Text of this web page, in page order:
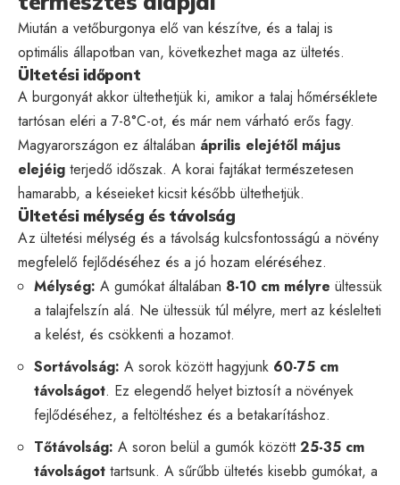
Miután a vetőburgonya elő van készítve, és a talaj is
optimális állapotban van, következhet maga az ültetés.
Ültetési időpont
A burgonyát akkor ültethetjük ki, amikor a talaj hőmérséklete
tartósan eléri a 7-8°C-ot, és már nem várható erős fagy.
Magyarországon ez általában április elejétől május
elejéig terjedő időszak. A korai fajtákat természetesen
hamarabb, a késeieket kicsit később ültethetjük.
Ültetési mélység és távolság
Az ültetési mélység és a távolság kulcsfontosságú a növény
megfelelő fejlődéséhez és a jó hozam eléréséhez.
Mélység: A gumókat általában 8-10 cm mélyre ültessük
a talajfelszín alá. Ne ültessük túl mélyre, mert az késlelteti
a kelést, és csökkenti a hozamot.
Sortávolság: A sorok között hagyjunk 60-75 cm
távolságot. Ez elegendő helyet biztosít a növények
fejlődéséhez, a feltöltéshez és a betakarításhoz.
Tőtávolság: A soron belül a gumók között25-35 cm
távolságot tartsunk. A sűrűbb ültetés kisebb gumókat, a